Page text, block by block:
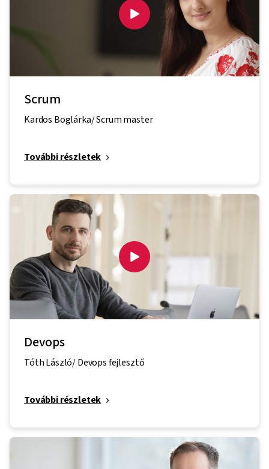
Scrum
Kardos Boglárka/ Scrum master
További részletek
Devops
Tóth László/ Devops fejlesztő
További részletek